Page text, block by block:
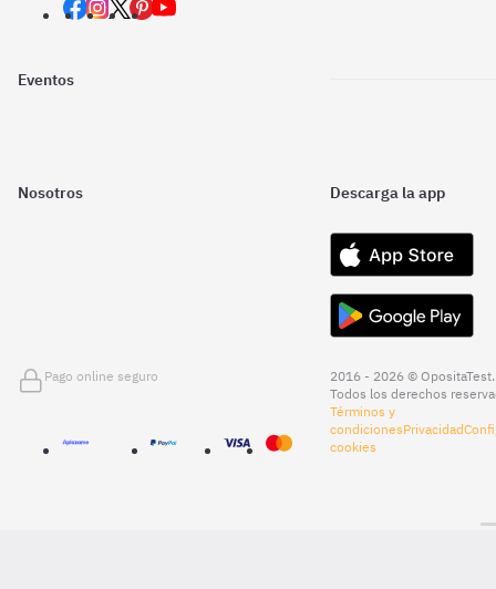
Eventos
Nosotros Descarga la app
Pago online seguro
2016 - 2026 © OpositaTest.
Todos los derechos
Términos y
condicionesPrivacidad
cookies